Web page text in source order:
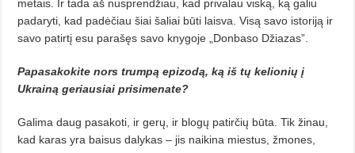
metais. Ir tada aš nusprendžiau, kad privalau viską, ką galiu
padaryti, kad padėčiau šiai šaliai būti laisva. Visą savo istoriją ir
savo patirtį esu parašęs savo knygoje „Donbaso Džiazas”.
Papasakokite nors trumpą epizodą, ką iš tų kelionių į
Ukrainą geriausiai prisimenate?
Galima daug pasakoti, ir gerų, ir blogų patirčių būta. Tik žinau,
kad karas yra baisus dalykas – jis naikina mies­tus, žmones,